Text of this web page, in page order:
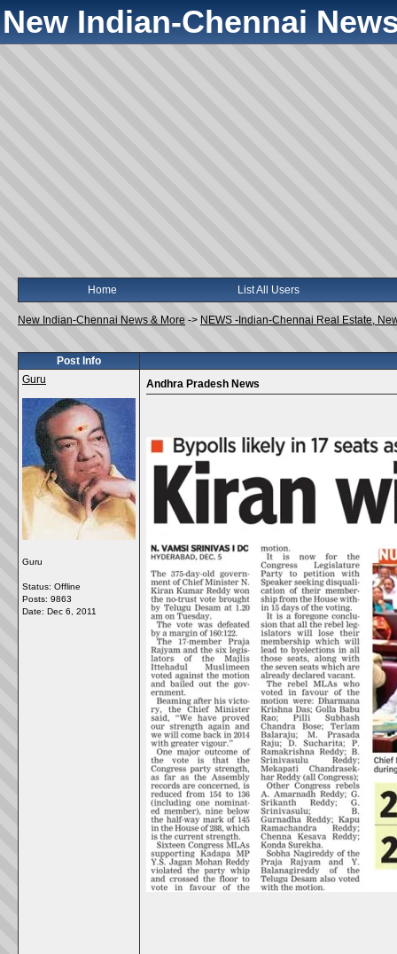
New Indian-Chennai
Home List All Users
New Indian-Chennai News & More -> NEWS -Indian-Chennai Real Estate,
Post Info
Guru
Guru
Status: Offline
Posts: 9863
Date: Dec 6, 2011
Andhra Pradesh News